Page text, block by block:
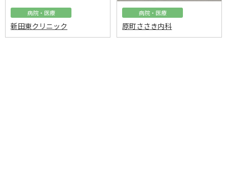
病院・医療
新田東クリニック
病院・医療
原町ささき内科